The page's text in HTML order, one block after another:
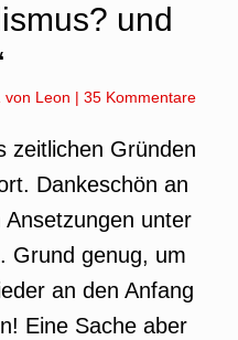
und
von Leon | 35 Kommentare
zeitlichen Gründen
Dankeschön an
unter
Grund genug, um
an den Anfang
Eine Sache aber